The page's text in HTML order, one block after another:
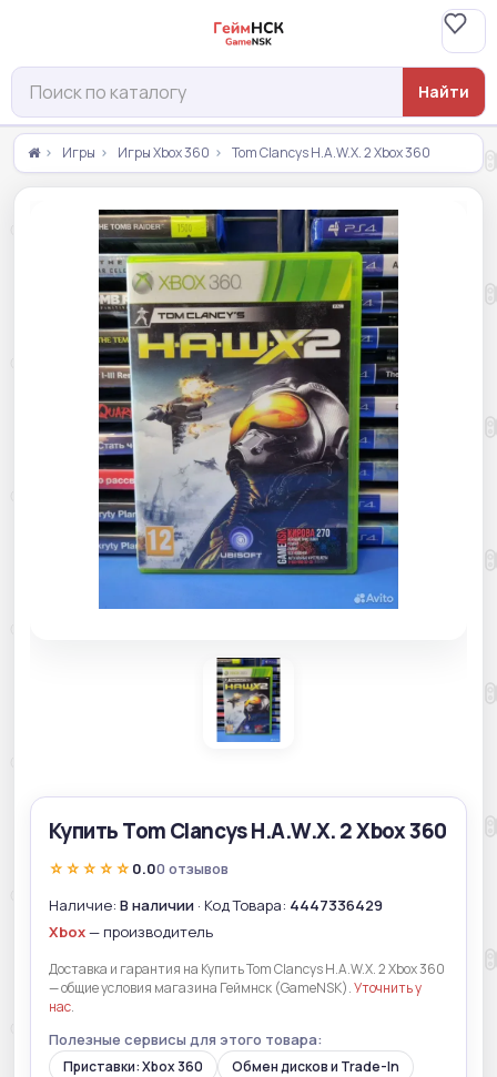
Найти
Игры Игры Xbox 360 Tom Clancys H.A.W.X. 2 Xbox 360
Купить Tom Clancys H.A.W.X. 2 Xbox 360
☆☆☆☆☆ 0.00 отзывов
Наличие: В наличии · Код Товара: 4447336429
Xbox— производитель
Доставка и гарантия на Купить Tom Clancys H.A.W.X. 2 Xbox 360
— общие условия магазина Геймнск (GameNSK).Уточнить у
нас.
Полезные сервисы для этого товара:
Приставки: Xbox 360 Обмен дисков и Trade-In